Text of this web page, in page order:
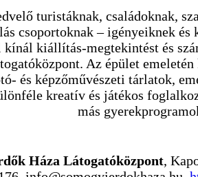
turistáknak, családoknak,
csoportoknak – igényeiknek
kínál kiállítás-megtekintést és
Az épület
és képzőművészeti tárlatok,
kreatív és játékos
más
Háza Látogatóközpont,